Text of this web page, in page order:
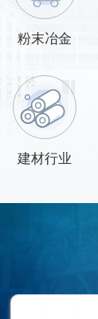
粉末冶金
建材行业